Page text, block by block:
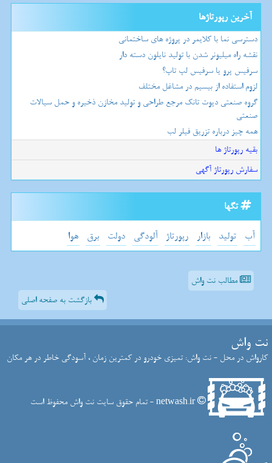
آخرین رپورتاژها
دسترسی نما با کلایمر در پروژه های ساختمانی
نقشه راه میلیونر شدن با تولید نایلون دسته دار
سرفیس پرو یا سرفیس لپ تاپ؟
لزوم استفاده از بیسیم در مشاغل مختلف
گروه صنعتی دپوت تانک مرجع طراحی و تولید مخازن ذخیره و حمل سیالات
صنعتی
همه چیز درباره تزریق فیلر لب
بقیه رپورتاژ ها
سفارش رپورتاژ آگهی
تگها
آب تولید بازار رپورتاژ آلودگی دولت برق هوا
مطالب نت واش
بازگشت به صفحه اصلی
نت واش
کارواش در محل - نت واش: تمیزی خودرو در کمترین زمان ، آسودگی خاطر در هر مکان
netwash.ir - تمام حقوق سایت نت واش محفوظ است